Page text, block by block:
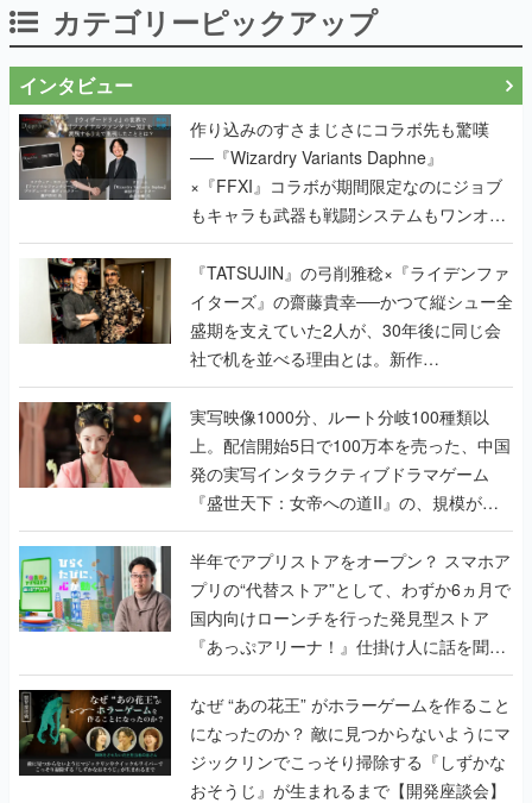
カテゴリーピックアップ
インタビュー
作り込みのすさまじさにコラボ先も驚嘆
──『Wizardry Variants Daphne』
×『FFXI』コラボが期間限定なのにジョブ
もキャラも武器も戦闘システムもワンオフ
で作り込まれた理由を両ディレクターに聞
く
『TATSUJIN』の弓削雅稔×『ライデンファ
イターズ』の齋藤貴幸──かつて縦シュー全
盛期を支えていた2人が、30年後に同じ会
社で机を並べる理由とは。新作
『TATSUJIN EXTREME』で初タッグを組
んだレジェンド2人に訊く開発秘話
実写映像1000分、ルート分岐100種類以
上。配信開始5日で100万本を売った、中国
発の実写インタラクティブドラマゲーム
『盛世天下：女帝への道II』の、規模が違
うこだわりをプロデューサーに聞いた
半年でアプリストアをオープン？ スマホア
プリの“代替ストア”として、わずか6ヵ月で
国内向けローンチを行った発見型ストア
『あっぷアリーナ！』仕掛け人に話を聞い
てみた
なぜ “あの花王” がホラーゲームを作ること
になったのか？ 敵に見つからないようにマ
ジックリンでこっそり掃除する『しずかな
おそうじ』が生まれるまで【開発座談会】